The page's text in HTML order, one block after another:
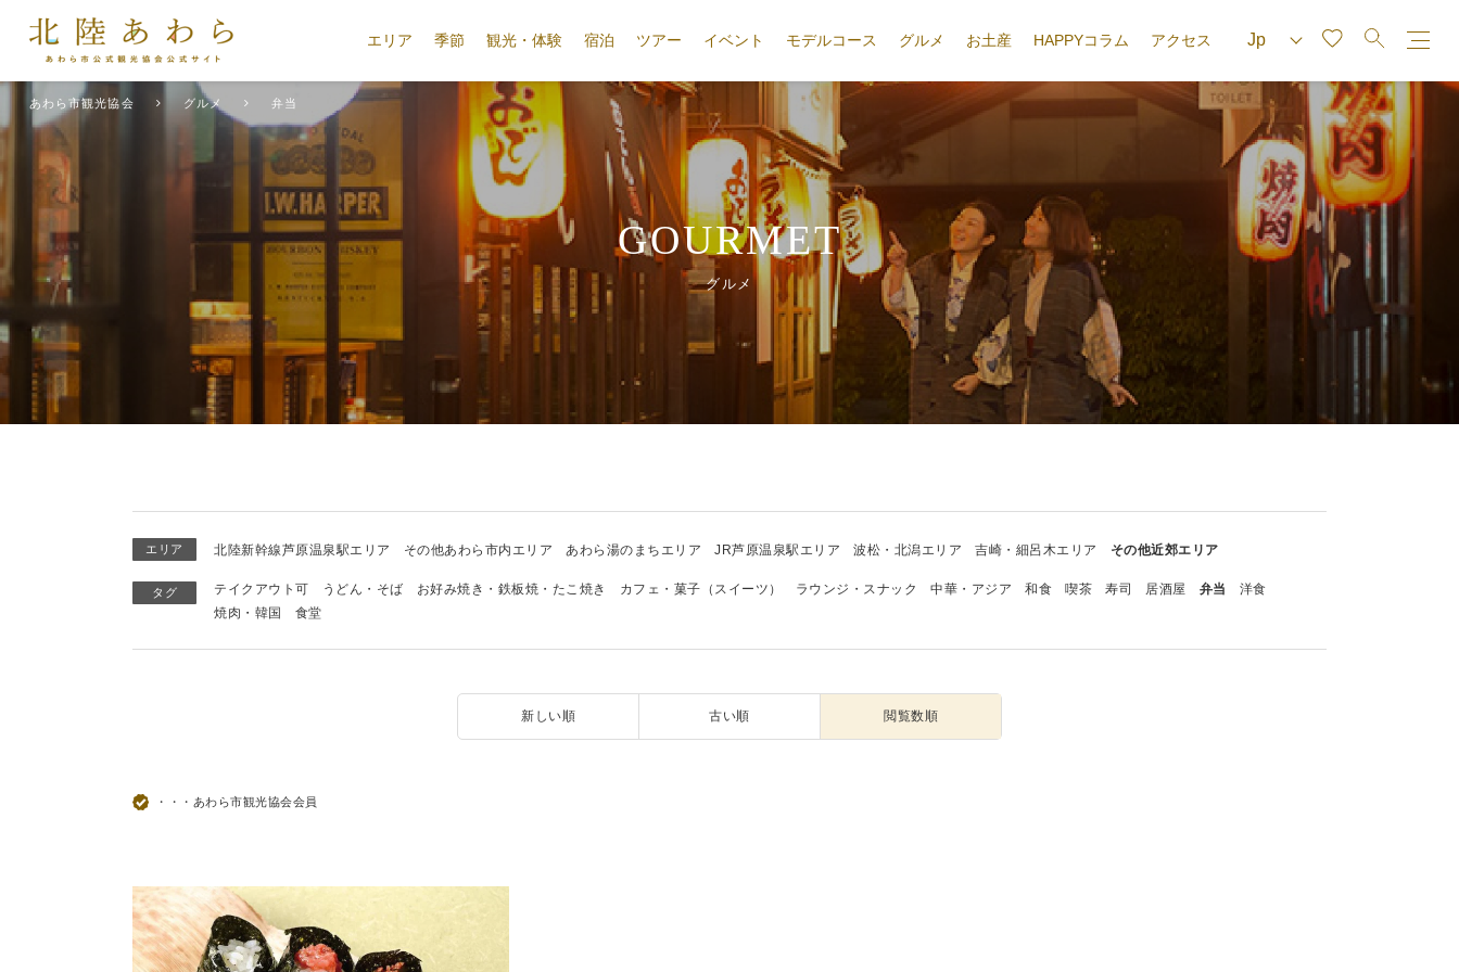
エリア 季節 観光・体験 宿泊 ツアー イベント モデルコース グルメ お土産 HAPPYコラム アクセス
あわら市観光協会 グルメ 弁当
GOURMET
グルメ
エリア 北陸新幹線芦原温泉駅エリア その他あわら市内エリア あわら湯のまちエリア JR芦原温泉駅エリア 波松・北潟エリア 吉崎・細呂木エリア その他近郊エリア
タグ テイクアウト可 うどん・そば お好み焼き・鉄板焼・たこ焼き カフェ・菓子（スイーツ） ラウンジ・スナック 中華・アジア 和食 喫茶 寿司 居酒屋 弁当
洋食
焼肉・韓国
食堂
新しい順 古い順 閲覧数順
・・・あわら市観光協会会員